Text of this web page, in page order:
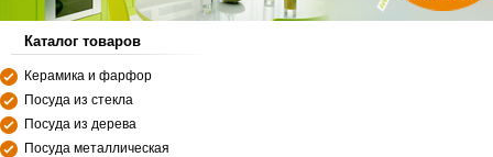
Каталог товаров
Керамика и фарфор
Посуда из стекла
Посуда из дерева
Посуда металлическая